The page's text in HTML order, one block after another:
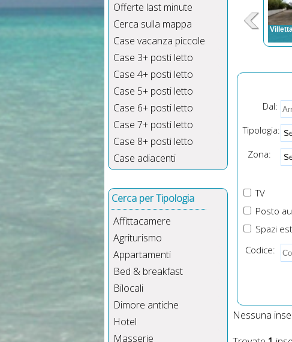
Offerte last minute
Cerca sulla mappa
Case vacanza piccole
Case 3+ posti letto
Case 4+ posti letto
Case 5+ posti letto
Case 6+ posti letto
Case 7+ posti letto
Case 8+ posti letto
Case adiacenti
Cerca per Tipologia
Affittacamere
Agriturismo
Appartamenti
Bed & breakfast
Bilocali
Dimore antiche
Hotel
Masserie
Dal:
Tipologia:
Zona:
TV
Posto
Spazi
Codice:
Nessuna